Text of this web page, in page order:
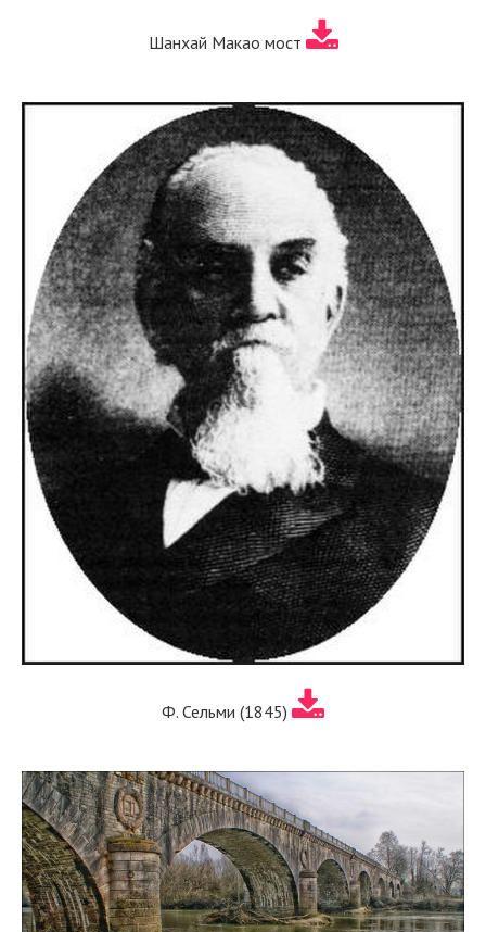
Шанхай Макао мост
Ф. Сельми (1845)